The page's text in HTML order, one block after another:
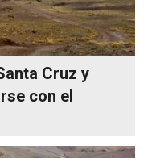
Cruz y
con el